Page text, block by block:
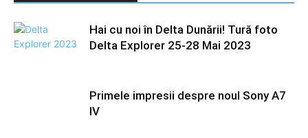
Hai cu noi în Delta Dunării! Tură foto
Delta Explorer 25-28 Mai 2023
Primele impresii despre noul Sony A7
IV